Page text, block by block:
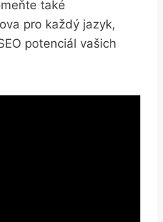
také
pro každý ‌jazyk,
potenciál vašich